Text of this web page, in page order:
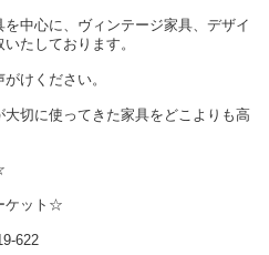
中心に、ヴィンテージ家具、デザイ
たしております。
けください。
切に使ってきた家具をどこよりも高
ケット☆
622